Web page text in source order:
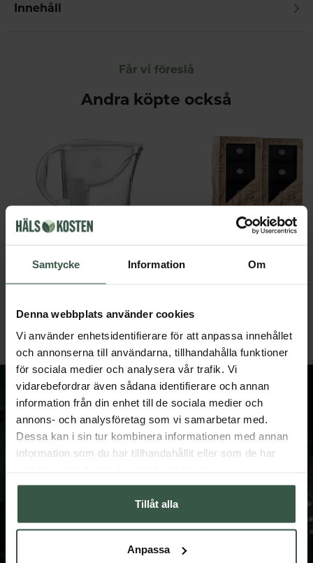
Samtycke Information Om
Denna webbplats använder cookies
Vi använder enhetsidentifierare för att anpassa innehållet
och annonserna till användarna, tillhandahålla funktioner
för sociala medier och analysera vår trafik. Vi
vidarebefordrar även sådana identifierare och annan
information från din enhet till de sociala medier och
annons- och analysföretag som vi samarbetar med.
Dessa kan i sin tur kombinera informationen med annan
information som du har tillhandahållit eller som de har
Tillåt alla
Anpassa
Innehåll
Får vi föreslå
Andra köpte också
Vattenrenare 2,4l
Dafi
FÅ VÅRT NYHETSBREV
nyheter och erbjudanden.
När du anmäler dig till vårt nyhetsbrev samtycker du
till att Hälsokosten behandlar dina personuppgifter. Du
din prenumeration. Personuppgiftsansvarig är